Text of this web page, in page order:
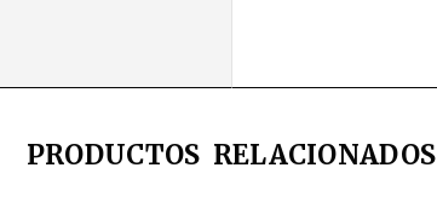
PRODUCTOS RELACIONADOS